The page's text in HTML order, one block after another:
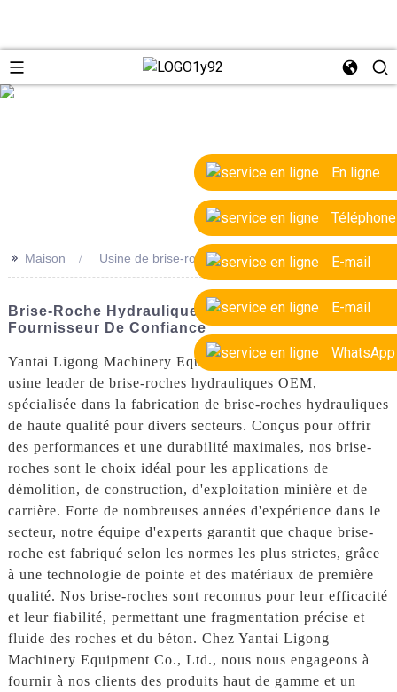
En ligne
Téléphone
E-mail
E-mail
WhatsApp
>> Maison Usine de brise-roche hydraulique OEM
Brise-Roche Hydraulique OEM De Haute Qualité -
Fournisseur De Confiance
Yantai Ligong Machinery Equipment Co., Ltd. est une
usine leader de brise-roches hydrauliques OEM,
spécialisée dans la fabrication de brise-roches hydrauliques
de haute qualité pour divers secteurs. Conçus pour offrir
des performances et une durabilité maximales, nos brise-
roches sont le choix idéal pour les applications de
démolition, de construction, d'exploitation minière et de
carrière. Forte de nombreuses années d'expérience dans le
secteur, notre équipe d'experts garantit que chaque brise-
roche est fabriqué selon les normes les plus strictes, grâce
à une technologie de pointe et des matériaux de première
qualité. Nos brise-roches sont reconnus pour leur efficacité
et leur fiabilité, permettant une fragmentation précise et
fluide des roches et du béton. Chez Yantai Ligong
Machinery Equipment Co., Ltd., nous nous engageons à
fournir à nos clients des produits haut de gamme et un